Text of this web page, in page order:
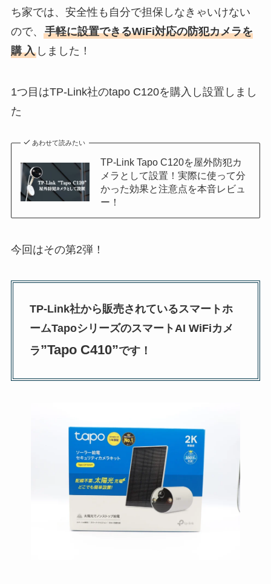
ち家では、安全性も自分で担保しなきゃいけない
ので、 手軽に設置できるWiFi対応の防犯カメラを
購 入しました！
1つ目はTP-Link社のtapo C120を購入し設置しまし
た
あわせて読みたい
TP-Link Tapo C120を屋外防犯カ
メラとして設置！実際に使って分
かった効果と注意点を本音レビュ
ー！
今回はその第2弾！
TP-Link社から販売されているスマートホ
ームTapoシリーズのスマートAI WiFiカメ
ラ”Tapo C410”です！